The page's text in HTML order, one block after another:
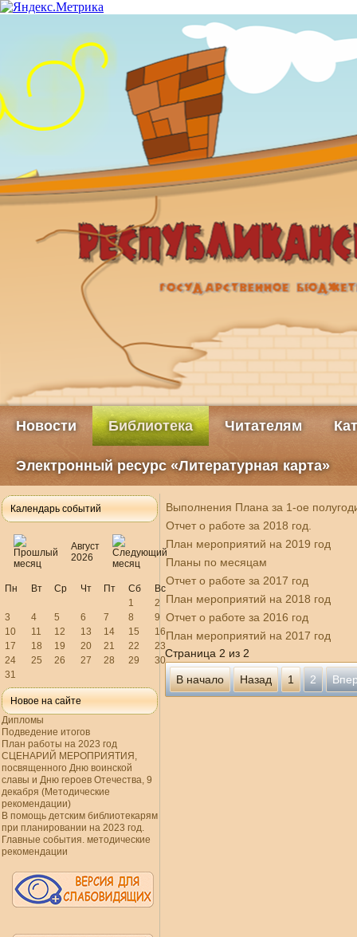
Новости Библиотека Читателям
Электронный ресурс «Литературная карта»
Календарь событий
Август
2026
Пн Вт Ср Чт Пт Сб
Вс
1
2
3
4 5 6 7 8
9
10
11 12 13 14 15
16
17
18 19 20 21 22
23
24
25 26 27 28 29
30
31
Новое на сайте
Дипломы
Подведение итогов
План работы на 2023 год
СЦЕНАРИЙ МЕРОПРИЯТИЯ,
посвященного Дню воинской
славы и Дню героев Отечества, 9
декабря (Методические
рекомендации)
В помощь детским библиотекарям
при планировании на 2023 год.
Главные события. методические
рекомендации
Выполнения Плана за 1-ое
Отчет о работе за 2018 год.
План мероприятий на 2019 год
Планы по месяцам
Отчет о работе за 2017 год
План мероприятий на 2018 год
Отчет о работе за 2016 год
План мероприятий на 2017 год
Страница 2 из 2
В начало Назад 1 2